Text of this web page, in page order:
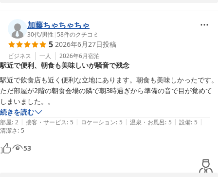
大変嬉しく存じます。調理スタッフにとっても、このようなお褒め
の言葉は何よりの励みとなります。
今後も皆様にご満足いただけるよう、取り組んで参ります。
またこちらにお越しの際は、当ホテルをご利用ください。ご来館
を、お待ち申し上げております。
フロント　廣井
ホテルパコ帯広駅前（旧ホテルパコ帯広２）
2026-07-15
加藤ちゃちゃちゃ
30代/男性 | 58件のクチコミ
5 2026年6月27日投稿
ビジネス 一人 2026年6月宿泊
駅近で便利、朝食も美味しいが騒音で残念
駅近で飲食店も近く便利な立地にあります。朝食も美味しかったです。
ただ部屋が2階の朝食会場の隣で朝3時過ぎから準備の音で目が覚めて
しまいました。。
続きを読む
部屋: 2 | 接客・サービス: 5 | ロケーション: 5 | 温泉・お風呂: 5 | 設備: 5 |
清潔さ: 5
53